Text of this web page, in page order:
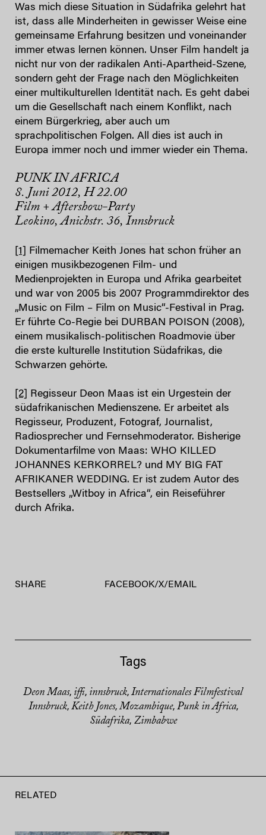
Was mich diese Situation in Südafrika gelehrt hat
ist, dass alle Minderheiten in gewisser Weise eine
gemeinsame Erfahrung besitzen und voneinander
immer etwas lernen können. Unser Film handelt ja
nicht nur von der radikalen Anti-Apartheid-Szene,
sondern geht der Frage nach den Möglichkeiten
einer multikulturellen Identität nach. Es geht dabei
um die Gesellschaft nach einem Konflikt, nach
einem Bürgerkrieg, aber auch um
sprachpolitischen Folgen. All dies ist auch in
Europa immer noch und immer wieder ein Thema.
PUNK IN AFRICA
8. Juni 2012, H22.00
Film + Aftershow-Party
Leokino, Anichstr. 36, Innsbruck
[1]
Filmemacher Keith Jones hat schon früher an
einigen musikbezogenen Film- und
Medienprojekten in Europa und Afrika gearbeitet
und war von 2005 bis 2007 Programmdirektor des
„Music on Film – Film on Music“-Festival in Prag.
Er führte Co-Regie bei DURBAN POISON (2008),
einem musikalisch-politischen Roadmovie über
die erste kulturelle Institution Südafrikas, die
Schwarzen gehörte.
[2]
Regisseur Deon Maas ist ein Urgestein der
südafrikanischen Medienszene. Er arbeitet als
Regisseur, Produzent, Fotograf, Journalist,
Radiosprecher und Fernsehmoderator. Bisherige
Dokumentarfilme von Maas: WHO KILLED
JOHANNES KERKORREL? und MY BIG FAT
AFRIKANER WEDDING. Er ist zudem Autor des
Bestsellers „Witboy in Africa“, ein Reiseführer
durch Afrika.
SHARE FACEBOOK/X/EMAIL
Tags
Deon Maas, iffi, innsbruck, Internationales Filmfestival
Innsbruck, Keith Jones, Mozambique, Punk in Africa,
Südafrika, Zimbabwe
RELATED